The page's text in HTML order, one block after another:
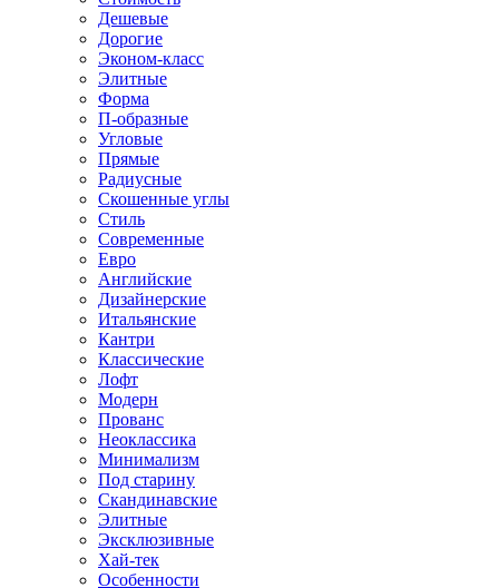
Дешевые
Дорогие
Эконом-класс
Элитные
Форма
П-образные
Угловые
Прямые
Радиусные
Скошенные углы
Стиль
Современные
Евро
Английские
Дизайнерские
Итальянские
Кантри
Классические
Лофт
Модерн
Прованс
Неоклассика
Минимализм
Под старину
Скандинавские
Элитные
Эксклюзивные
Хай-тек
Особенности